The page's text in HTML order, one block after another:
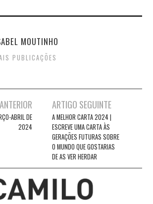
MOUTINHO
PUBLICAÇÕES
ABRIL DE
2024
ARTIGO SEGUINTE
A MELHOR CARTA 2024 |
ESCREVE UMA CARTA ÀS
GERAÇÕES FUTURAS SOBRE
O MUNDO QUE GOSTARIAS
DE AS VER HERDAR